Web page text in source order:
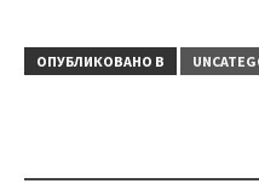
дозировка,
ОПУБЛИКОВАНО В